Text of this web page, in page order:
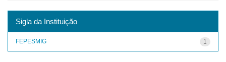
Sigla da Instituição
1
FEPESMIG